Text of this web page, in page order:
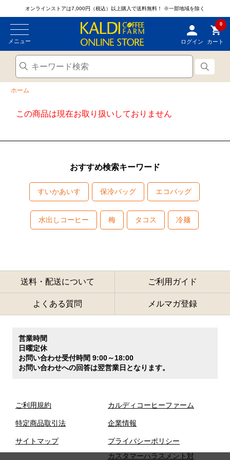
オンラインストアは7,000円（税込）以上購入で送料無料！ ※一部地域を除く
メニュー ログイン
0
カート
ホーム
この商品は現在お取り扱いしておりません
おすすめ検索キーワード
すいかあいす 保冷バッグ エコバッグ
水出しコーヒー 梅 タコス 冷麺
送料・配送について ご利用ガイド
よくある質問 メルマガ登録
営業時間
日曜定休
お問い合わせ受付時間 9:00～18:00
お問い合わせへの回答は翌営業日となります。
ご利用規約
特定商品取引法
サイトマップ
カルディコーヒーファーム
企業情報
プライバシーポリシー
カスタマーハラスメント対